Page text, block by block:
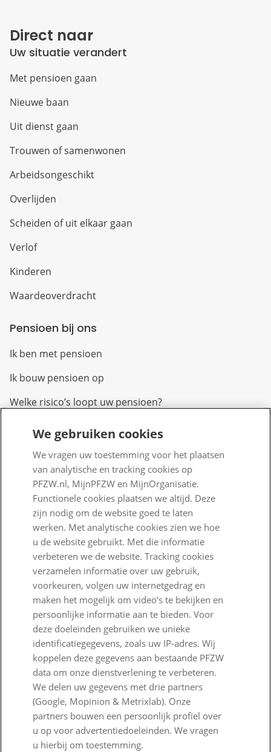
Direct naar
Uw situatie verandert
Met pensioen gaan
Nieuwe baan
Uit dienst gaan
Trouwen of samenwonen
Arbeidsongeschikt
Overlijden
Scheiden of uit elkaar gaan
Verlof
Kinderen
Waardeoverdracht
Pensioen bij ons
Ik ben met pensioen
Ik bouw pensioen op
Welke risico’s loopt uw pensioen?
Over PFZW
Wij zijn PFZW
Beleggen voor een goed pensioen
Nieuwe regels voor pensioen
Zo staan we ervoor
Nieuws
Voor de pers
PFZW Dichtbij
Werken bij PFZW
Responsible disclosure
Digitale toegankelijkheid
Goed Bezig
Klantenservice
We gebruiken cookies
We vragen uw toestemming voor het plaatsen
van analytische en tracking cookies op
PFZW.nl, MijnPFZW en MijnOrganisatie.
Functionele cookies plaatsen we altijd. Deze
zijn nodig om de website goed te laten
werken. Met analytische cookies zien we hoe
u de website gebruikt. Met die informatie
verbeteren we de website. Tracking cookies
verzamelen informatie over uw gebruik,
voorkeuren, volgen uw internetgedrag en
maken het mogelijk om video’s te bekijken en
persoonlijke informatie aan te bieden. Voor
deze doeleinden gebruiken we unieke
identificatiegegevens, zoals uw IP-adres. Wij
koppelen deze gegevens aan bestaande PFZW
data om onze dienstverlening te verbeteren.
We delen uw gegevens met drie partners
(Google, Mopinion & Metrixlab). Onze
partners bouwen een persoonlijk profiel over
u op voor advertentiedoeleinden. We vragen
u hierbij om toestemming.